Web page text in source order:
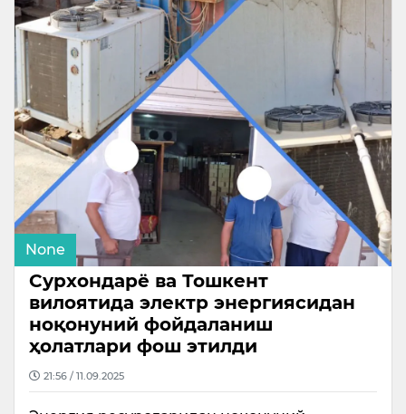
None
Сурхондарё ва Тошкент
вилоятида электр энергиясидан
ноқонуний фойдаланиш
ҳолатлари фош этилди
21:56 / 11.09.2025